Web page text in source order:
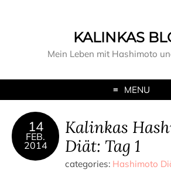
KALINKAS
Mein Leben mit Hashimoto
MENU
14
FEB.
2014
Kalinkas
Diät: Tag 1
categories: Hashimoto